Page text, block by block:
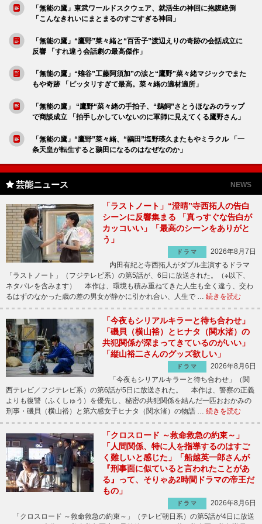
「無能の鷹」東武ワールドスクウェア、就活生の神回に抱腹絶倒
「こんなきれいにまとまるのすごすぎる神回」
「無能の鷹」“鷹野”菜々緒と“百舌子”渡辺えりの奇跡の会話成立に
反響 「すれ違う会話劇の最高傑作」
「無能の鷹」“雉谷”工藤阿須加”の涙と“鷹野”菜々緒マジックでまた
もや奇跡 「ピッタリすぎて最高。菜々緒の適材適所」
「無能の鷹」 “鷹野“菜々緒の手拍子、“鵜飼”さとうほなみのラップ
で商談成立 「拍手しかしていないのに軍師に見えてくる鷹野さん」
「無能の鷹」“鷹野”菜々緒、“鶸田”塩野瑛久またもやミラクル 「一
条天皇が転生すると鶸田になるのはなぜなのか」
芸能ニュース NEWS
「ラストノート」“澄晴”寺西拓人の告白
シーンに反響集まる 「真っすぐな告白が
カッコいい」「最高のシーンをありがと
う」
ドラマ
2026年8月7日
内田有紀と寺西拓人がダブル主演するドラマ
「ラストノート」（フジテレビ系）の第5話が、6日に放送された。（※以下、
ネタバレを含みます） 本作は、環境も積み重ねてきた人生も全く違う、交わ
るはずのなかった歳の差の男女が静かに引かれ合い、人生で … 続きを読む
「今夜もシリアルキラーと待ち合わせ」
「磯貝（横山裕）とヒナタ（関水渚）の
共犯関係が深まってきているのがいい」
「縦山裕二さんのグッズ欲しい」
ドラマ
2026年8月6日
「今夜もシリアルキラーと待ち合わせ」（関
西テレビ／フジテレビ系）の第6話が5日に放送された。 本作は、警察の正義
よりも復讐（ふくしゅう）を優先し、秘密の共犯関係を結んだ一匹おおかみの
刑事・磯貝（横山裕）と第六感女子ヒナタ（関水渚）の物語 … 続きを読む
「クロスロード ～救命救急の約束～」
「人間関係、特に人を指導するのはすご
く難しいと感じた」「船越英一郎さんが
『刑事面に似ていると言われたことがあ
る』って、そりゃあ2時間ドラマの帝王だ
もの」
ドラマ
2026年8月6日
「クロスロード ～救命救急の約束～」（テレビ朝日系）の第5話が4日に放送